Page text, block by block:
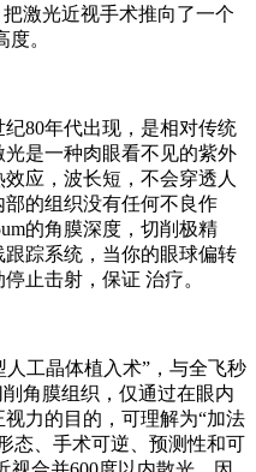
激光近视手术推向了一个
。
80年代出现，是相对传统
是一种肉眼看不见的紫外
应，波长短，不会穿透人
的组织没有任何不良作
的角膜深度，切削极精
踪系统，当你的眼球偏转
止击射，保证 治疗。
工晶体植入术”，与全飞秒
角膜组织，仅通过在眼内
力的目的，可理解为“加法
态、手术可逆、预测性和可